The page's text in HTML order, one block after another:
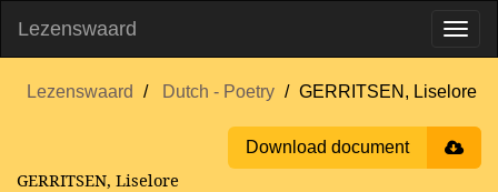
Lezenswaard
Lezenswaard Dutch - Poetry GERRITSEN, Liselore
Download document
GERRITSEN, Liselore